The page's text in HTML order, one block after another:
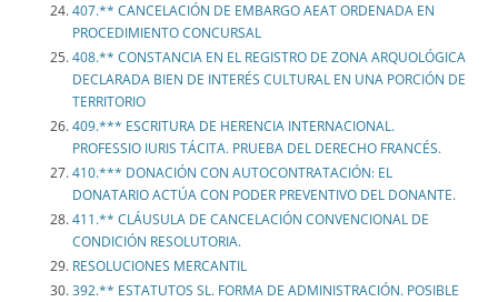
407.** CANCELACIÓN DE EMBARGO AEAT ORDENADA EN
PROCEDIMIENTO CONCURSAL
408.** CONSTANCIA EN EL REGISTRO DE ZONA ARQUOLÓGICA
DECLARADA BIEN DE INTERÉS CULTURAL EN UNA PORCIÓN DE
TERRITORIO
409.*** ESCRITURA DE HERENCIA INTERNACIONAL.
PROFESSIO IURIS TÁCITA. PRUEBA DEL DERECHO FRANCÉS.
410.*** DONACIÓN CON AUTOCONTRATACIÓN: EL
DONATARIO ACTÚA CON PODER PREVENTIVO DEL DONANTE.
411.** CLÁUSULA DE CANCELACIÓN CONVENCIONAL DE
CONDICIÓN RESOLUTORIA.
RESOLUCIONES MERCANTIL
392.** ESTATUTOS SL. FORMA DE ADMINISTRACIÓN. POSIBLE